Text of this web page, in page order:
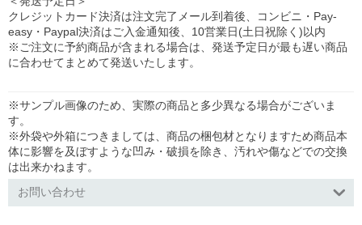
クレジットカード決済は注文完了メール到着後、コンビニ・Pay-
easy・Paypal決済はご入金通知後、10営業日(土日祝除く)以内
※ご注文に予約商品が含まれる場合は、発送予定日が最も遅い商品
に合わせてまとめて発送いたします。
※サンプル画像のため、実際の商品と多少異なる場合がございま
す。
※外袋や外箱につきましては、商品の梱包材となりますため商品本
体に影響を及ぼすような凹み・破損を除き、汚れや傷などでの交換
は出来かねます。
お問い合わせ